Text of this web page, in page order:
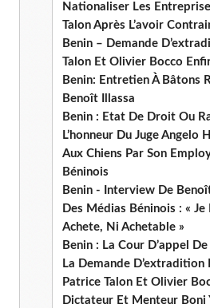
Nationaliser Les
Talon Après L’avoir
Benin – Demande
Talon Et Olivier Bocco
Benin: Entretien À Bâtons
Benoît Illassa
Benin : Etat De Droit Ou
L’honneur Du Juge Angelo
Aux Chiens Par Son
Béninois
Benin - Interview De
Des Médias Béninois : « Je
Achete, Ni Achetable »
Benin : La Cour D’appel
La Demande D’extradition
Patrice Talon Et Olivier
Dictateur Et Menteur Boni